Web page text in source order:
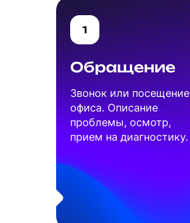
1
Обращение
Звонок или посещение
офиса. Описание
проблемы, осмотр,
прием на диагностику.